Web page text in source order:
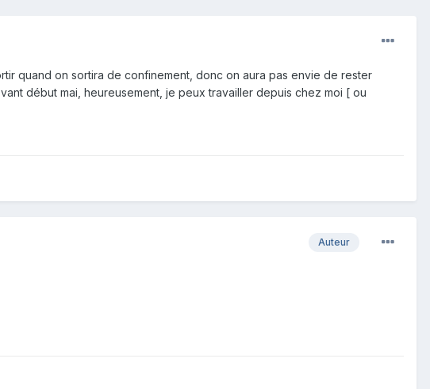
quand on sortira de confinement, donc on aura pas envie de rester
début mai, heureusement, je peux travailler depuis chez moi [ ou
Auteur